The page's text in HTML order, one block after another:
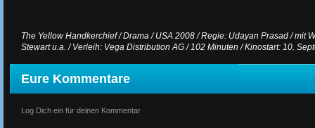
The Yellow Handkerchief / Drama / USA 2008 / Regie: Udayan Prasad / mit
Stewart u.a. / Verleih: Vega Distribution AG / 102 Minuten / Kinostart: 10.
Eure Kommentare
Log Dich ein für deinen Kommentar